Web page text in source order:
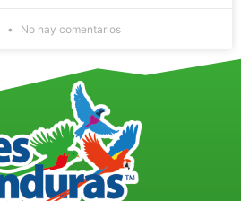
No hay comentarios